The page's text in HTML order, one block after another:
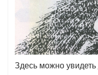
Здесь можно